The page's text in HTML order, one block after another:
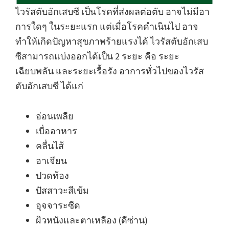
ไวรัสตับอักเสบซี เป็นโรคที่ส่งผลต่อตับ อาจไม่มีอา
การใดๆ ในระยะแรก แต่เมื่อโรคดำเนินไป อาจ
ทำให้เกิดปัญหาสุขภาพร้ายแรงได้ ไวรัสตับอักเสบ
ซีสามารถแบ่งออกได้เป็น 2 ระยะ คือ ระยะ
เฉียบพลัน และระยะเรื้อรัง อาการทั่วไปของไวรัส
ตับอักเสบซี ได้แก่
อ่อนเพลีย
เบื่ออาหาร
คลื่นไส้
อาเจียน
ปวดท้อง
ปัสสาวะสีเข้ม
อุจจาระซีด
ผิวหนังและตาเหลือง (ดีซ่าน)